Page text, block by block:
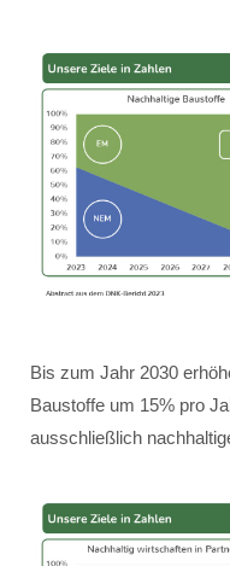
Bis zum Jahr 2030
Baustoffe um 15% pro
ausschließlich